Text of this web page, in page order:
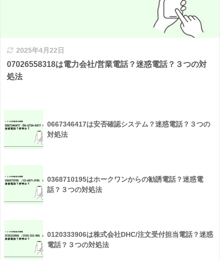
2025年4月22日
07026558318は電力会社/営業電話？迷惑電話？３つの対
処法
0667346417は安否確認システム？迷惑電話？３つの
対処法
0368710195はホークワンからの勧誘電話？迷惑電
話？３つの対処法
0120333906は株式会社DHC/注文受付担当電話？迷惑
電話？３つの対処法